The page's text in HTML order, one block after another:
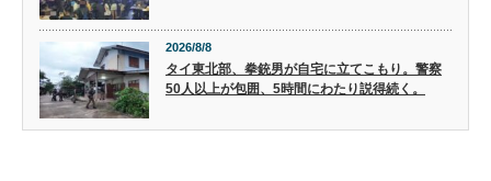
2026/8/8
タイ東北部、拳銃男が自宅に立てこもり。警察
50人以上が包囲、5時間にわたり説得続く。